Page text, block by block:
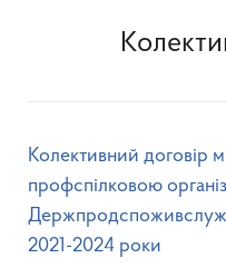
Колективний договір
профспілковою
2021-2024 роки